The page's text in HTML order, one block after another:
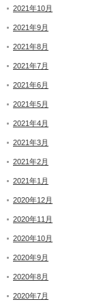
2021年10月
2021年9月
2021年8月
2021年7月
2021年6月
2021年5月
2021年4月
2021年3月
2021年2月
2021年1月
2020年12月
2020年11月
2020年10月
2020年9月
2020年8月
2020年7月